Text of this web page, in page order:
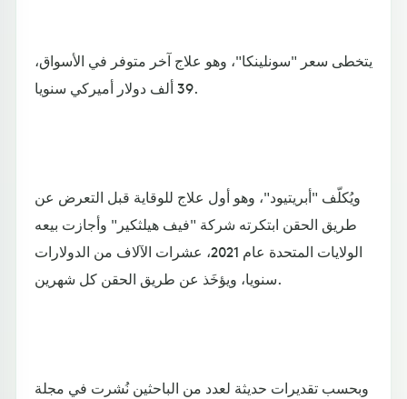
يتخطى سعر "سونلينكا"، وهو علاج آخر متوفر في الأسواق،
39 ألف دولار أميركي سنويا.
ويُكلّف "أبريتيود"، وهو أول علاج للوقاية قبل التعرض عن
طريق الحقن ابتكرته شركة "فيف هيلثكير" وأجازت بيعه
الولايات المتحدة عام 2021، عشرات الآلاف من الدولارات
سنويا، ويؤخَذ عن طريق الحقن كل شهرين.
وبحسب تقديرات حديثة لعدد من الباحثين نُشرت في مجلة